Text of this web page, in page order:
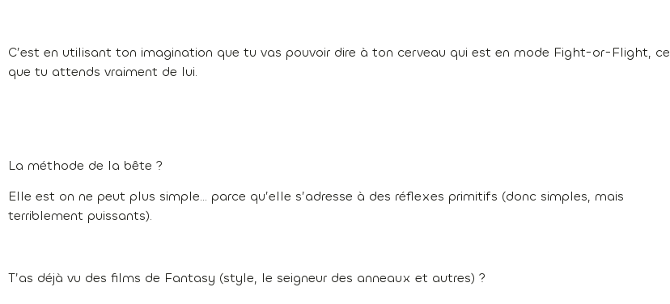
C’est en utilisant ton imagination que tu vas pouvoir dire à ton cerveau qui est en mode Fight-or-Flight, ce
que tu attends vraiment de lui.
La méthode de la bête ?
Elle est on ne peut plus simple… parce qu’elle s’adresse à des réflexes primitifs (donc simples, mais
terriblement puissants).
T’as déjà vu des films de Fantasy (style, le seigneur des anneaux et autres) ?